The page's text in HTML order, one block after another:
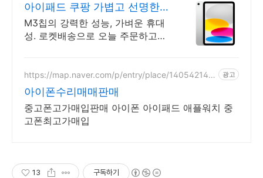
아이패드 쿠팡 가볍고 선명한
화면
M3칩의 강력한 성능, 가벼운 휴대
성. 로켓배송으로 오늘 주문하고
지 모두가 즐길 패드.
https://map.naver.com/p/entry/place/140542142
광고
아이폰수리매매판매
중고폰고가매입판매 아이폰 아이패드 애플워치 중
고폰최고가매입
13 구독하기